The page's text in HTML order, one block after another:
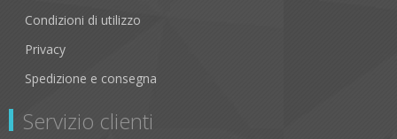
Condizioni di utilizzo
Privacy
Spedizione e consegna
Servizio clienti